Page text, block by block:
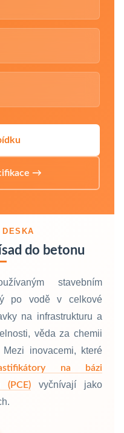
→
do betonu
stavebním
po vodě v celkové
na infrastrukturu a
věda za chemii
inovacemi, které
na bázi
(PCE) vyčnívají jako